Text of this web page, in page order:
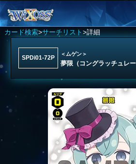
カード検索>サーチリスト>詳細
SPDi01-72P
＜ムゲン＞
夢限（コングラッチュレー